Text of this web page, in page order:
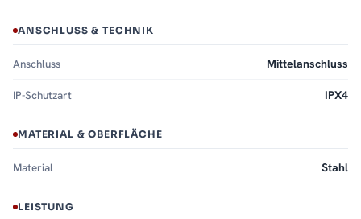
ANSCHLUSS & TECHNIK
Anschluss Mittelanschluss
IP-Schutzart IPX4
MATERIAL & OBERFLÄCHE
Material Stahl
LEISTUNG